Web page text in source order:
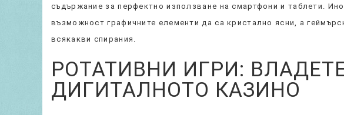
съдържание за перфектно използване на смартфони и таблети.
възможност графичните елементи да са кристално ясни, а
всякакви спирания.
РОТАТИВНИ ИГРИ:
ДИГИТАЛНОТО КАЗИНО